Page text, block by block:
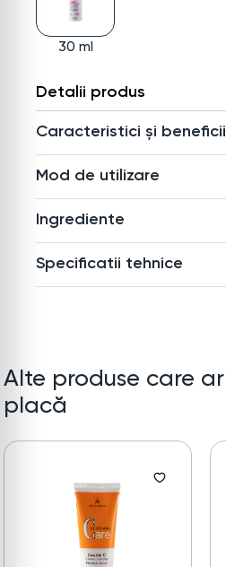
30 ml
Detalii produs
Caracteristici și beneficii
Mod de utilizare
Ingrediente
Specificatii tehnice
Alte produse care
placă